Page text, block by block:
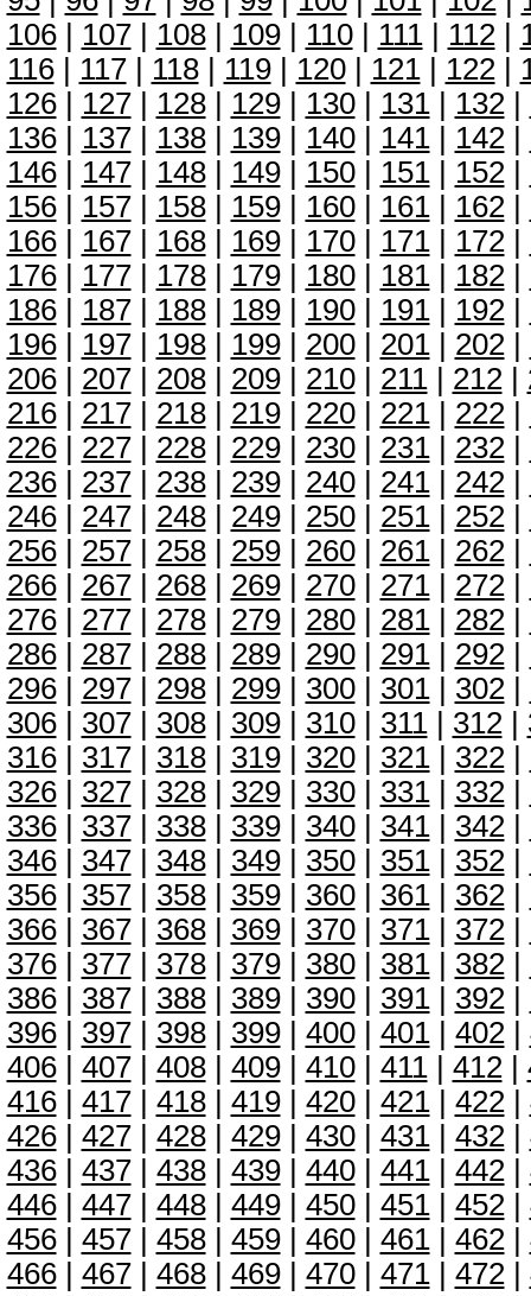
106| 107| 108| 109| 110| 111| 112|
116| 117| 118| 119| 120| 121| 122|
126| 127| 128| 129| 130| 131| 132|
136| 137| 138| 139| 140| 141| 142|
146| 147| 148| 149| 150| 151| 152|
156| 157| 158| 159| 160| 161| 162|
166| 167| 168| 169| 170| 171| 172|
176| 177| 178| 179| 180| 181| 182|
186| 187| 188| 189| 190| 191| 192|
196| 197| 198| 199| 200| 201| 202|
206| 207| 208| 209| 210| 211| 212|
216| 217| 218| 219| 220| 221| 222|
226| 227| 228| 229| 230| 231| 232|
236| 237| 238| 239| 240| 241| 242|
246| 247| 248| 249| 250| 251| 252|
256| 257| 258| 259| 260| 261| 262|
266| 267| 268| 269| 270| 271| 272|
276| 277| 278| 279| 280| 281| 282|
286| 287| 288| 289| 290| 291| 292|
296| 297| 298| 299| 300| 301| 302|
306| 307| 308| 309| 310| 311| 312|
316| 317| 318| 319| 320| 321| 322|
326| 327| 328| 329| 330| 331| 332|
336| 337| 338| 339| 340| 341| 342|
346| 347| 348| 349| 350| 351| 352|
356| 357| 358| 359| 360| 361| 362|
366| 367| 368| 369| 370| 371| 372|
376| 377| 378| 379| 380| 381| 382|
386| 387| 388| 389| 390| 391| 392|
396| 397| 398| 399| 400| 401| 402|
406| 407| 408| 409| 410| 411| 412|
416| 417| 418| 419| 420| 421| 422|
426| 427| 428| 429| 430| 431| 432|
436| 437| 438| 439| 440| 441| 442|
446| 447| 448| 449| 450| 451| 452|
456| 457| 458| 459| 460| 461| 462|
466| 467| 468| 469| 470| 471| 472|